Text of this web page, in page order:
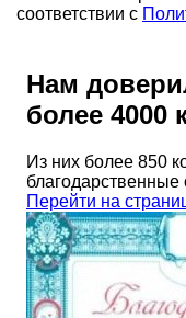
соответствии с
Нам
более 4000
Из них более 850
благодарственные
Перейти на